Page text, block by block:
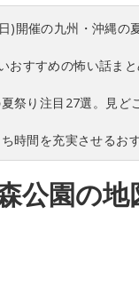
)開催の九州・沖縄の
おすすめの怖い話ま
祭り注目27選。見ど
時間を充実させるお
公園の地